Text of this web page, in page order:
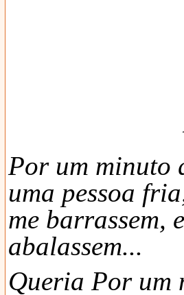
Por um minuto
uma pessoa
me barrassem,
abalassem...
Queria Por um